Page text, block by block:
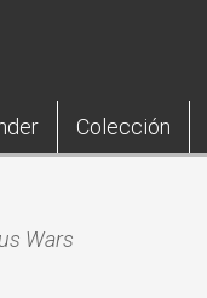
Colección
Wars